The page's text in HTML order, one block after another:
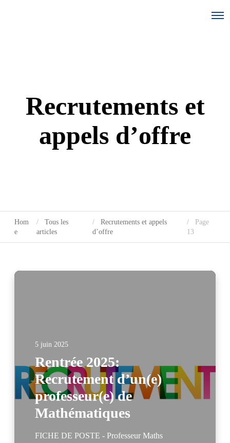
Recrutements et
appels d’offre
Hom
e
Tous les
articles
Recrutements et appels
d’offre
Page
13
5 juin 2025
Rentrée 2025:
Recrutement d’un(e)
professeur(e) de
Mathématiques
FICHE DE POSTE - Professeur Maths